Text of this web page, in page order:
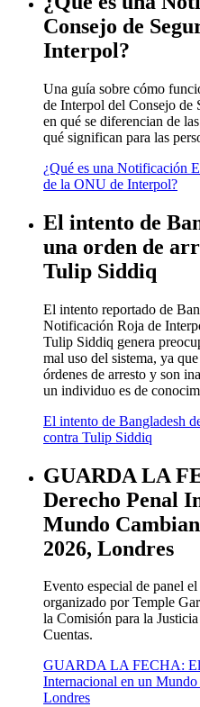
Consejo de
Interpol?
Una guía sobre cómo
de Interpol del Consejo de
en qué se diferencian de
qué significan para las
¿Qué es una Notificación
de la ONU de Interpol?
El intento de
una orden de
Tulip Siddiq
El intento reportado de
Notificación Roja de
Tulip Siddiq genera
mal uso del sistema, ya
órdenes de arresto y son
un individuo es de
El intento de Bangladesh
contra Tulip Siddiq
GUARDA LA
Derecho Penal
Mundo
2026, Londres
Evento especial de panel
organizado por Temple
la Comisión para la
Cuentas.
GUARDA LA FECHA: El
Internacional en un
Londres